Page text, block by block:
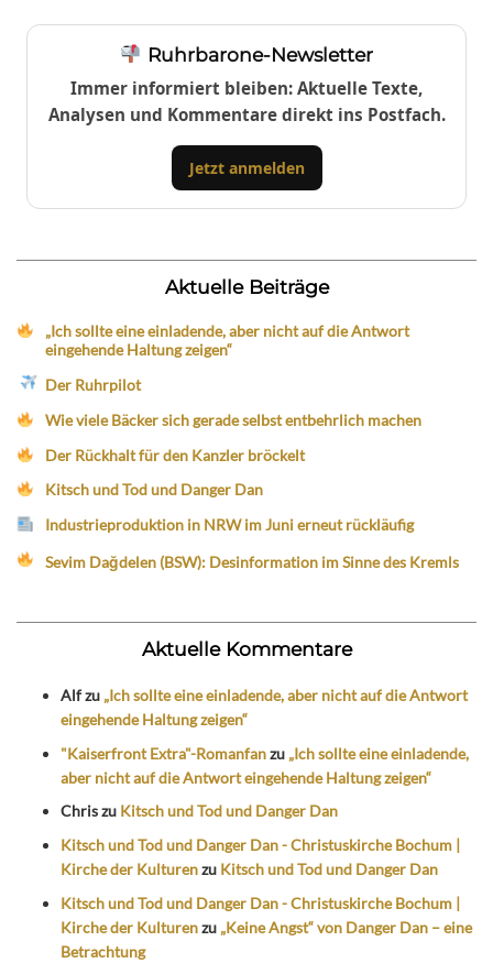
Ruhrbarone-Newsletter
Immer informiert bleiben: Aktuelle Texte,
Analysen und Kommentare direkt ins Postfach.
Jetzt anmelden
Aktuelle Beiträge
„Ich sollte eine einladende, aber nicht auf die Antwort
eingehende Haltung zeigen“
Der Ruhrpilot
Wie viele Bäcker sich gerade selbst entbehrlich machen
Der Rückhalt für den Kanzler bröckelt
Kitsch und Tod und Danger Dan
Industrieproduktion in NRW im Juni erneut rückläufig
Sevim Dağdelen (BSW): Desinformation im Sinne des Kremls
Aktuelle Kommentare
Alfzu „Ich sollte eine einladende, aber nicht auf die Antwort
eingehende Haltung zeigen“
"Kaiserfront Extra"-Romanfanzu „Ich sollte eine einladende,
aber nicht auf die Antwort eingehende Haltung zeigen“
Chriszu Kitsch und Tod und Danger Dan
Kitsch und Tod und Danger Dan - Christuskirche Bochum |
Kirche der Kulturenzu Kitsch und Tod und Danger Dan
Kitsch und Tod und Danger Dan - Christuskirche Bochum |
Kirche der Kulturenzu „Keine Angst“ von Danger Dan – eine
Betrachtung